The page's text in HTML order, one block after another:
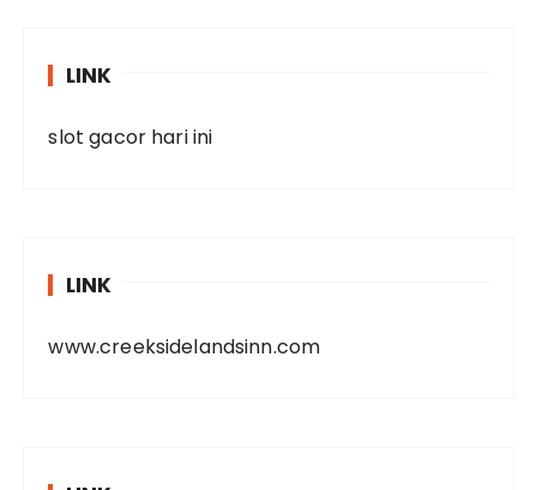
LINK
slot gacor hari ini
LINK
www.creeksidelandsinn.com